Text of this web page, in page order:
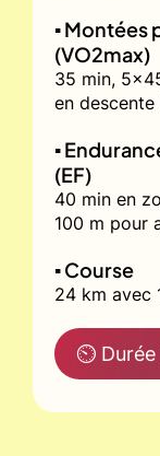
▪️ Montées
(VO2max)
35 min,
en descente
▪️
(EF)
40 min en
100 m pour
▪️ Course
24 km avec
⏲ Durée